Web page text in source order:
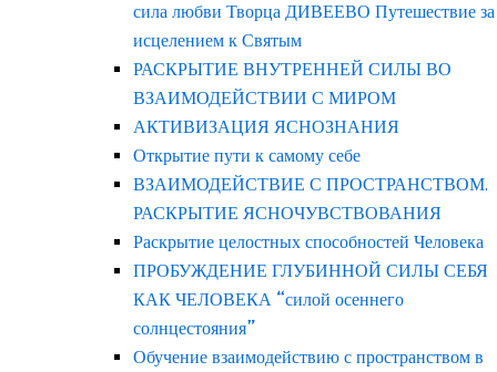
сила любви Творца ДИВЕЕВО Путешествие за
исцелением к Святым
РАСКРЫТИЕ ВНУТРЕННЕЙ СИЛЫ ВО
ВЗАИМОДЕЙСТВИИ С МИРОМ
АКТИВИЗАЦИЯ ЯСНОЗНАНИЯ
Открытие пути к самому себе
ВЗАИМОДЕЙСТВИЕ С ПРОСТРАНСТВОМ.
РАСКРЫТИЕ ЯСНОЧУВСТВОВАНИЯ
Раскрытие целостных способностей Человека
ПРОБУЖДЕНИЕ ГЛУБИННОЙ СИЛЫ СЕБЯ
КАК ЧЕЛОВЕКА “силой осеннего
солнцестояния”
Обучение взаимодействию с пространством в